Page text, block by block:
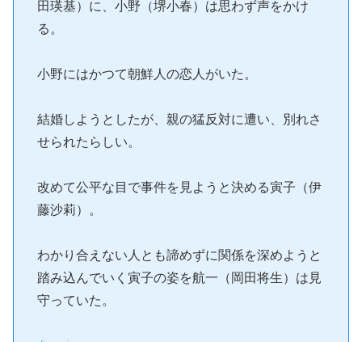
田瑛基）に、小野（堺小春）は思わず声をかけ
る。
小野にはかつて朝鮮人の恋人がいた。
結婚しようとしたが、親の猛反対に遭い、別れさ
せられたらしい。
改めて公平な目で事件を見ようと決める寅子（伊
藤沙莉）。
わかり合えない人とも諦めずに関係を深めようと
踏み込んでいく寅子の姿を航一（岡田将生）は見
守っていた。